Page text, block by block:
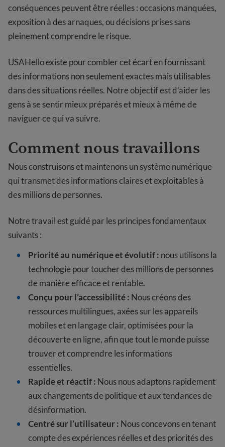
conséquences peuvent être réelles : occasions manquées,
exposition à des arnaques, ou décisions prises sans
pleinement comprendre le risque.
USAHello existe pour combler cet écart en fournissant
des informations non seulement exactes mais utilisables
dans des situations réelles. Notre objectif est d’aider les
gens à se sentir mieux préparés et mieux à même de
naviguer ce qui va suivre.
Comment nous travaillons
Nous construisons et maintenons un système numérique
qui transmet des informations claires et exploitables à
des millions de personnes.
Notre travail est guidé par les principes fondamentaux
suivants :
Priorité au numérique et évolutif : nous utilisons la
technologie pour toucher des millions de personnes
de manière efficace et rentable.
Conçu pour l’accessibilité : Nous créons des
ressources multilingues, axées sur les appareils
mobiles et en langage clair, optimisées pour la
découverte en ligne, afin que tout le monde puisse
trouver et comprendre les informations
essentielles.
Rapide et réactif : Nous nous adaptons rapidement
aux changements de politique et aux tendances de
désinformation.
Centré sur l’utilisateur : Nous concevons en tenant
compte des expériences réelles et des priorités des